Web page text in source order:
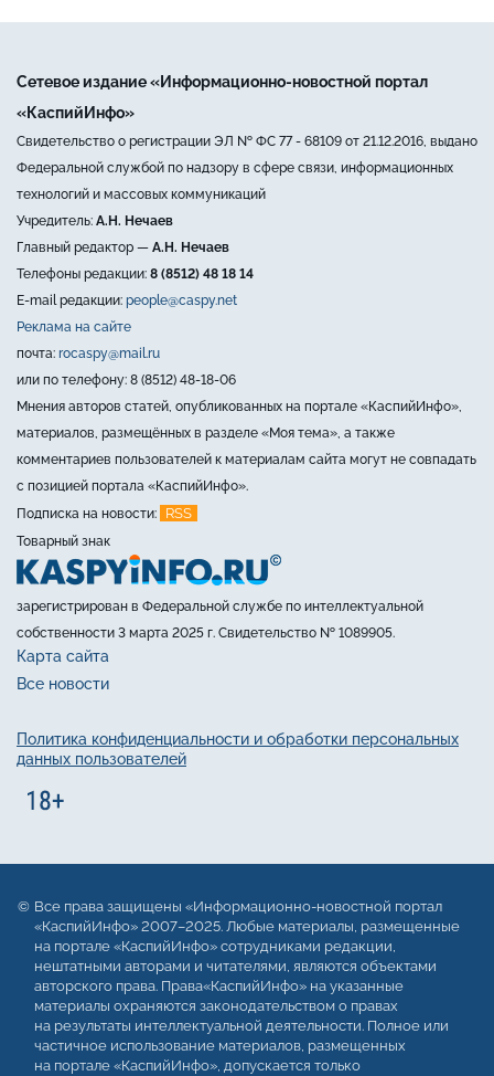
Сетевое издание «Информационно-новостной портал
«КаспийИнфо»
Свидетельство о регистрации ЭЛ № ФС 77 - 68109 от 21.12.2016, выдано
Федеральной службой по надзору в сфере связи, информационных
технологий и массовых коммуникаций
Учредитель: А.Н. Нечаев
Главный редактор — А.Н. Нечаев
Телефоны редакции: 8 (8512) 48 18 14
E-mail редакции: people@caspy.net
Реклама на сайте
почта: rocaspy@mail.ru
или по телефону: 8 (8512) 48-18-06
Мнения авторов статей, опубликованных на портале «КаспийИнфо»,
материалов, размещённых в разделе «Моя тема», а также
комментариев пользователей к материалам сайта могут не совпадать
с позицией портала «КаспийИнфо».
Подписка на новости:
RSS
Товарный знак
зарегистрирован в Федеральной службе по интеллектуальной
собственности 3 марта 2025 г. Свидетельство № 1089905.
Карта сайта
Все новости
Политика конфиденциальности и обработки персональных
данных пользователей
Все права защищены «Информационно-новостной портал
«КаспийИнфо» 2007–2025. Любые материалы, размещенные
на портале «КаспийИнфо» сотрудниками редакции,
нештатными авторами и читателями, являются объектами
авторского права. Права«КаспийИнфо» на указанные
материалы охраняются законодательством о правах
на результаты интеллектуальной деятельности. Полное или
частичное использование материалов, размещенных
на портале «КаспийИнфо», допускается только